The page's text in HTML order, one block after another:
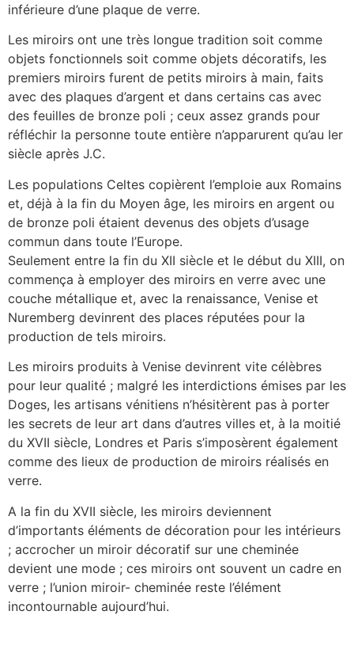
inférieure d’une plaque de verre.
Les miroirs ont une très longue tradition soit comme
objets fonctionnels soit comme objets décoratifs, les
premiers miroirs furent de petits miroirs à main, faits
avec des plaques d’argent et dans certains cas avec
des feuilles de bronze poli ; ceux assez grands pour
réfléchir la personne toute entière n’apparurent qu’au Ier
siècle après J.C.
Les populations Celtes copièrent l’emploie aux Romains
et, déjà à la fin du Moyen âge, les miroirs en argent ou
de bronze poli étaient devenus des objets d’usage
commun dans toute l’Europe.
Seulement entre la fin du XII siècle et le début du XIII, on
commença à employer des miroirs en verre avec une
couche métallique et, avec la renaissance, Venise et
Nuremberg devinrent des places réputées pour la
production de tels miroirs.
Les miroirs produits à Venise devinrent vite célèbres
pour leur qualité ; malgré les interdictions émises par les
Doges, les artisans vénitiens n’hésitèrent pas à porter
les secrets de leur art dans d’autres villes et, à la moitié
du XVII siècle, Londres et Paris s’imposèrent également
comme des lieux de production de miroirs réalisés en
verre.
A la fin du XVII siècle, les miroirs deviennent
d’importants éléments de décoration pour les intérieurs
; accrocher un miroir décoratif sur une cheminée
devient une mode ; ces miroirs ont souvent un cadre en
verre ; l’union miroir- cheminée reste l’élément
incontournable aujourd’hui.